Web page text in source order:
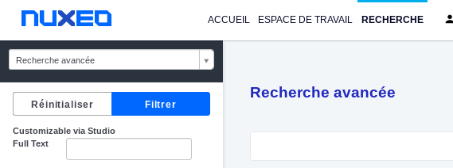
ACCUEIL ESPACE DE TRAVAIL RECHERCHE
Recherche avancée
Customizable via Studio
Full Text
Recherche avancée